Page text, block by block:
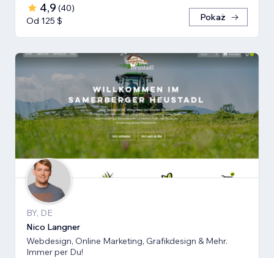
4,9 (40)
Od 125 $
Pokaż
BY, DE
Nico Langner
Webdesign, Online Marketing, Grafikdesign & Mehr.
Immer per Du!